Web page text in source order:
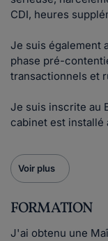
CDI, heures
Je suis également
phase pré-
transactionnels et
Je suis inscrite au
cabinet est installé
Voir plus
FORMATION
J'ai obtenu une